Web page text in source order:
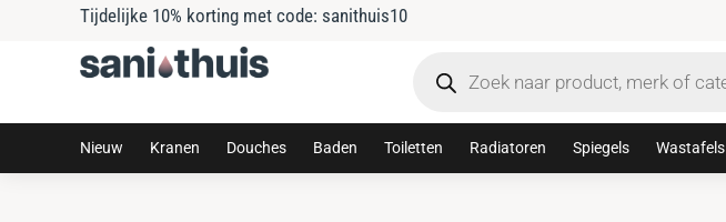
Tijdelijke 10% korting met code: sanithuis10
Nieuw Kranen Douches Baden Toiletten Radiatoren Spiegels Wastafels